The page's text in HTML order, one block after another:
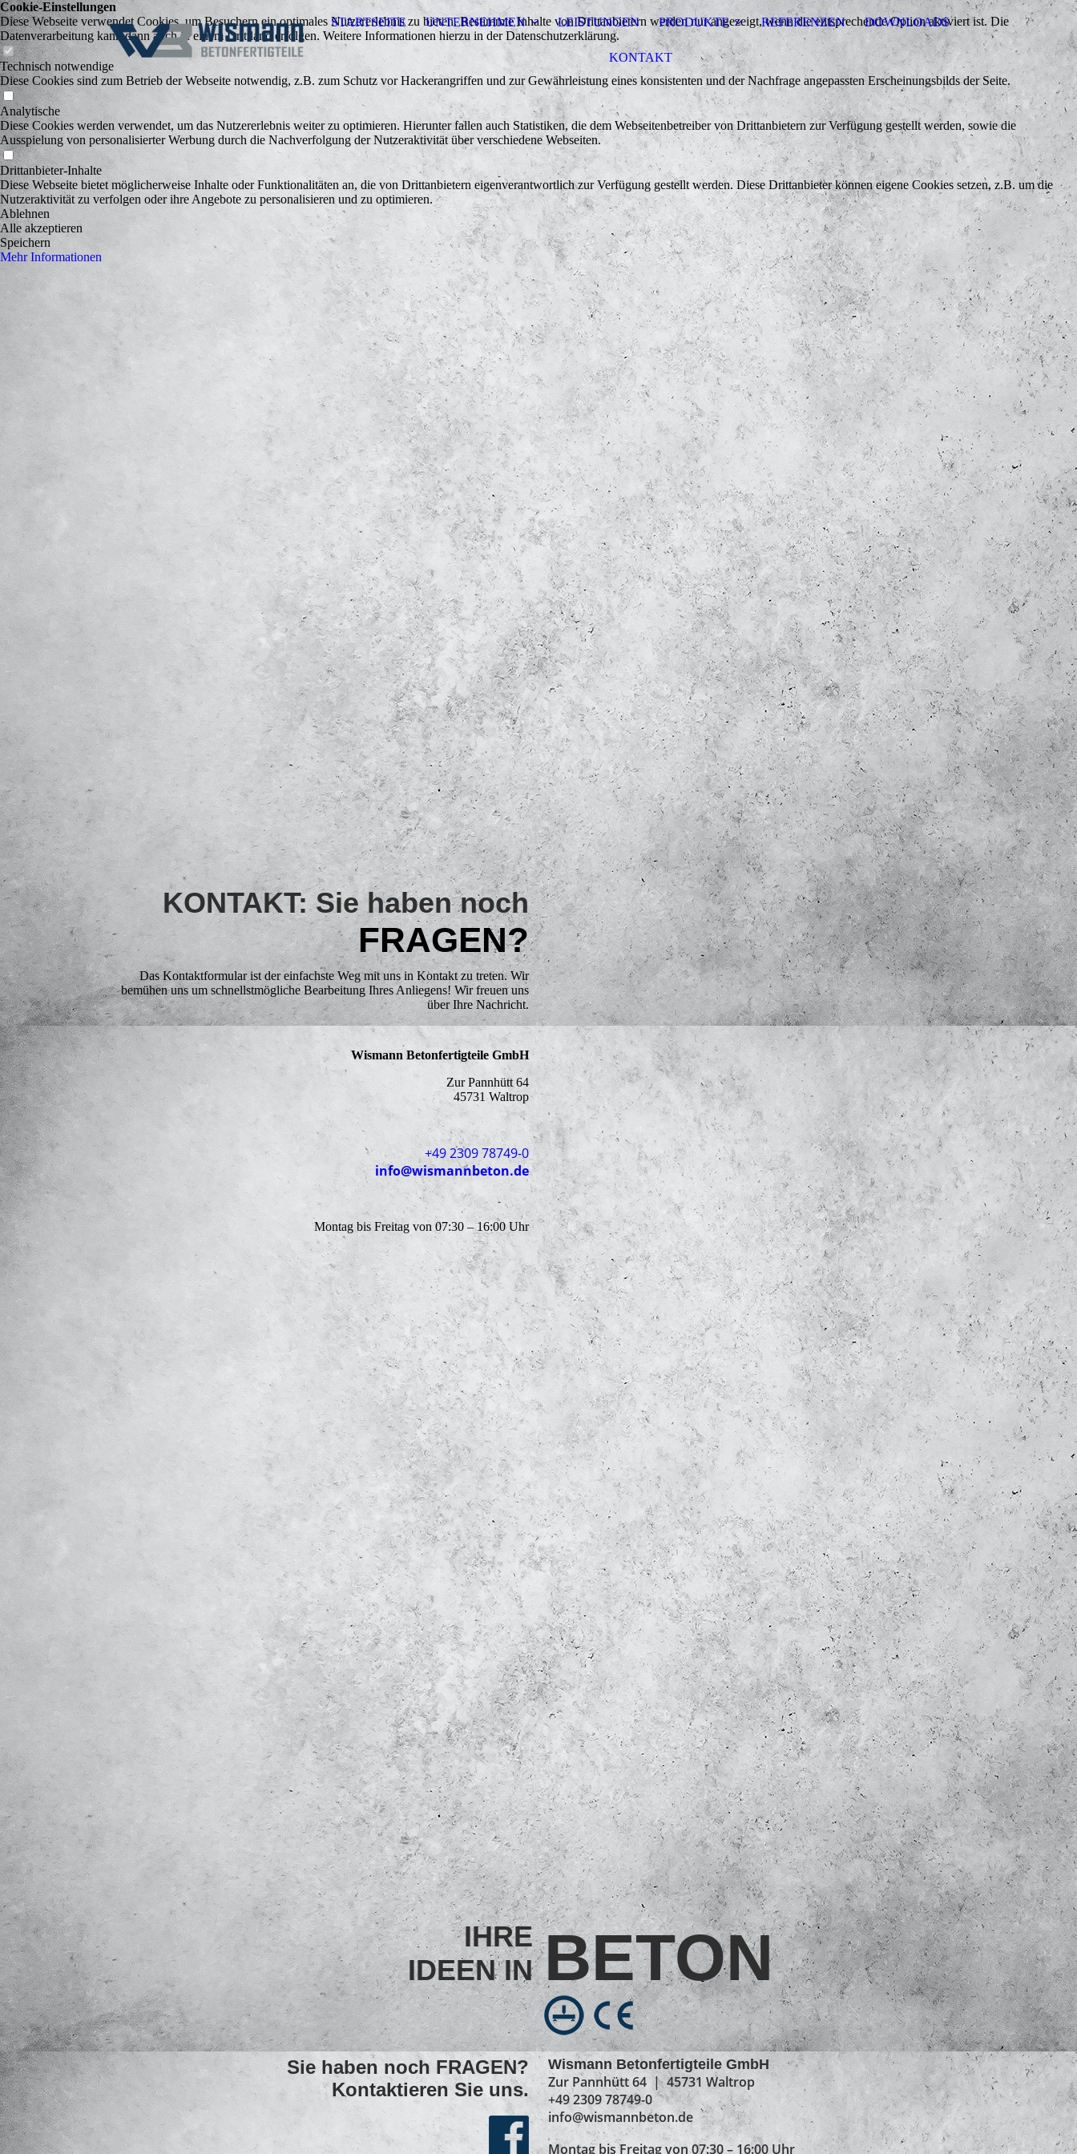
STARTSEITE UNTERNEHMEN LEISTUNGEN PRODUKTE REFERENZEN DOWNLOADS
KONTAKT
KONTAKT: Sie haben noch
FRAGEN?
Das Kontaktformular ist der einfachste Weg mit uns in Kontakt zu treten. Wir
bemühen uns um schnellstmögliche Bearbeitung Ihres Anliegens! Wir freuen uns
über Ihre Nachricht.
Wismann Betonfertigteile GmbH
Zur Pannhütt 64
45731 Waltrop
+49 2309 78749-0
info@wismannbeton.de
Montag bis Freitag von 07:30 – 16:00 Uhr
IHRE
IDEEN IN BE­TON
Sie haben noch FRAGEN?
Kontaktieren Sie uns.
Wismann Betonfertigteile GmbH
Zur Pannhütt 64 | 45731 Waltrop
+49 2309 78749-0
info@wismannbeton.de
Montag bis Freitag von 07:30 – 16:00 Uhr
Cookie-Einstellungen
Diese Webseite verwendet Cookies, um Besuchern ein optimales Nutzererlebnis zu bieten. Bestimmte Inhalte von Drittanbietern werden nur angezeigt, wenn die entsprechende Option aktiviert ist. Die
Datenverarbeitung kann dann auch in einem Drittland erfolgen. Weitere Informationen hierzu in der Datenschutzerklärung.
Technisch notwendige
Diese Cookies sind zum Betrieb der Webseite notwendig, z.B. zum Schutz vor Hackerangriffen und zur Gewährleistung eines konsistenten und der Nachfrage angepassten Erscheinungsbilds der Seite.
Analytische
Diese Cookies werden verwendet, um das Nutzererlebnis weiter zu optimieren. Hierunter fallen auch Statistiken, die dem Webseitenbetreiber von Drittanbietern zur Verfügung gestellt werden, sowie die
Ausspielung von personalisierter Werbung durch die Nachverfolgung der Nutzeraktivität über verschiedene Webseiten.
Drittanbieter-Inhalte
Diese Webseite bietet möglicherweise Inhalte oder Funktionalitäten an, die von Drittanbietern eigenverantwortlich zur Verfügung gestellt werden. Diese Drittanbieter können eigene Cookies setzen, z.B. um die
Nutzeraktivität zu verfolgen oder ihre Angebote zu personalisieren und zu optimieren.
Ablehnen
Alle akzeptieren
Speichern
Mehr Informationen